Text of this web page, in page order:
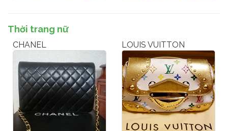
Thời trang nữ
CHANEL LOUIS VUITTON